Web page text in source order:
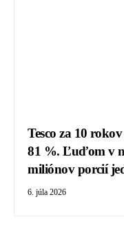
Tesco za 10
81 %. Ľuďom v
miliónov porcií
6. júla 2026